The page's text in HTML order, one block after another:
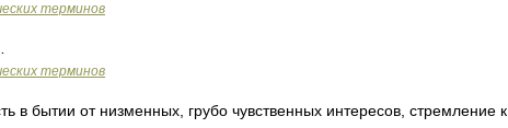
терминов
терминов
в бытии от низменных, грубо чувственных интересов, стремление к